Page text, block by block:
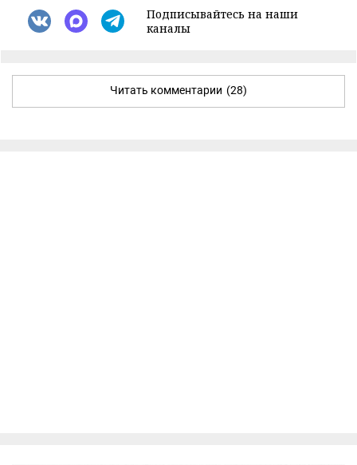
Подписывайтесь на наши
каналы
Читать комментарии (28)